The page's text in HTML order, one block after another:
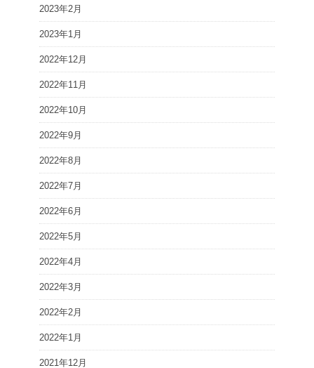
2023年2月
2023年1月
2022年12月
2022年11月
2022年10月
2022年9月
2022年8月
2022年7月
2022年6月
2022年5月
2022年4月
2022年3月
2022年2月
2022年1月
2021年12月